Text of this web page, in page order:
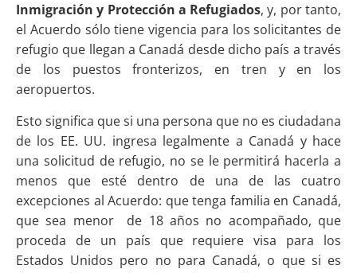
Inmigración y Protección a Refugiados, y, por tanto,
el Acuerdo sólo tiene vigencia para los solicitantes de
refugio que llegan a Canadá desde dicho país a través
de los puestos fronterizos, en tren y en los
aeropuertos.
Esto significa que si una persona que no es ciudadana
de los EE. UU. ingresa legalmente a Canadá y hace
una solicitud de refugio, no se le permitirá hacerla a
menos que esté dentro de una de las cuatro
excepciones al Acuerdo: que tenga familia en Canadá,
que sea menor de 18 años no acompañado, que
proceda de un país que requiere visa para los
Estados Unidos pero no para Canadá, o que si es